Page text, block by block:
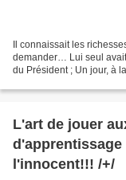
Il connaissait les
demander… Lui seul
du Président ; Un jour, à
L'art de jouer
d'apprentissage
l'innocent!!! /+/